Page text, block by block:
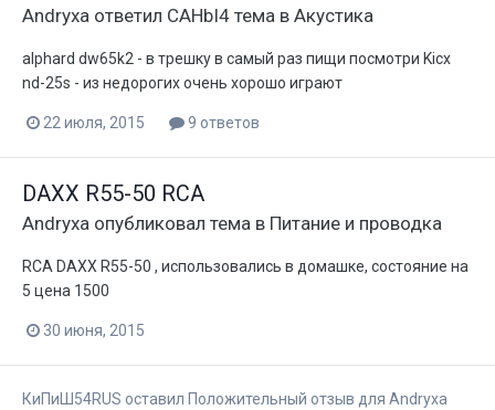
Andryxa ответил CAHbI4 тема в Акустика
alphard dw65k2 - в трешку в самый раз пищи посмотри Kicx
nd-25s - из недорогих очень хорошо играют
22 июля, 2015 9 ответов
DAXX R55-50 RCA
Andryxa опубликовал тема в Питание и проводка
RCA DAXX R55-50 , использовались в домашке, состояние на
5 цена 1500
30 июня, 2015
КиПиШ54RUS оставил Положительный отзыв для Andryxa